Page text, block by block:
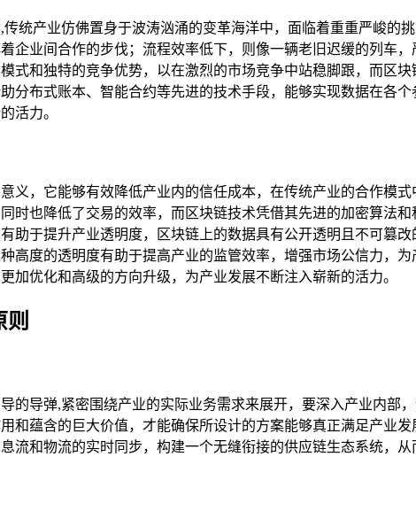
统产业仿佛置身于波涛汹涌的变革海洋中，面临着重重严峻的
企业间合作的步伐；流程效率低下，则像一辆老旧迟缓的列车
式和独特的竞争优势，以在激烈的市场竞争中站稳脚跟，而区
分布式账本、智能合约等先进的技术手段，能够实现数据在各
活力。
义，它能够有效降低产业内的信任成本，在传统产业的合作模
时也降低了交易的效率，而区块链技术凭借其先进的加密算法
助于提升产业透明度，区块链上的数据具有公开透明且不可篡
高度的透明度有助于提高产业的监管效率，增强市场公信力，
加优化和高级的方向升级，为产业发展不断注入崭新的活力。
的导弹,紧密围绕产业的实际业务需求来展开，要深入产业内部
和蕴含的巨大价值，才能确保所设计的方案能够真正满足产业
流和物流的实时同步，构建一个无缝衔接的供应链生态系统，